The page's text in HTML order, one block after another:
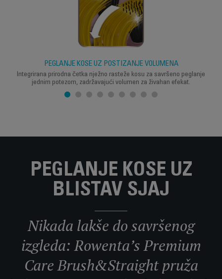
PEGLANJE KOSE UZ POSTIZANJE VOLUMENA
Integrirana prirodna četka nježno rasteže kosu za savršeno peglanje
jednim potezom, zadržavajući volumen za živahan efekat.
PEGLANJE KOSE UZ
BLISTAV SJAJ
Nikada lakše do savršenog
izgleda: Rowenta’s Premium
Care Brush&Straight pruža